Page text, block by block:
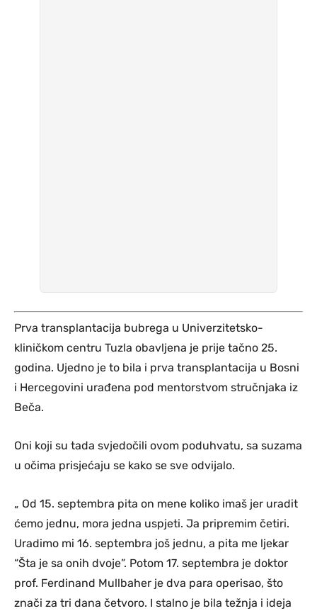
Prva transplantacija bubrega u Univerzitetsko-
kliničkom centru Tuzla obavljena je prije tačno 25.
godina. Ujedno je to bila i prva transplantacija u Bosni
i Hercegovini urađena pod mentorstvom stručnjaka iz
Beča.
Oni koji su tada svjedočili ovom poduhvatu, sa suzama
u očima prisjećaju se kako se sve odvijalo.
„ Od 15. septembra pita on mene koliko imaš jer uradit
ćemo jednu, mora jedna uspjeti. Ja pripremim četiri.
Uradimo mi 16. septembra još jednu, a pita me ljekar
“Šta je sa onih dvoje”. Potom 17. septembra je doktor
prof. Ferdinand Mullbaher je dva para operisao, što
znači za tri dana četvoro. I stalno je bila težnja i ideja